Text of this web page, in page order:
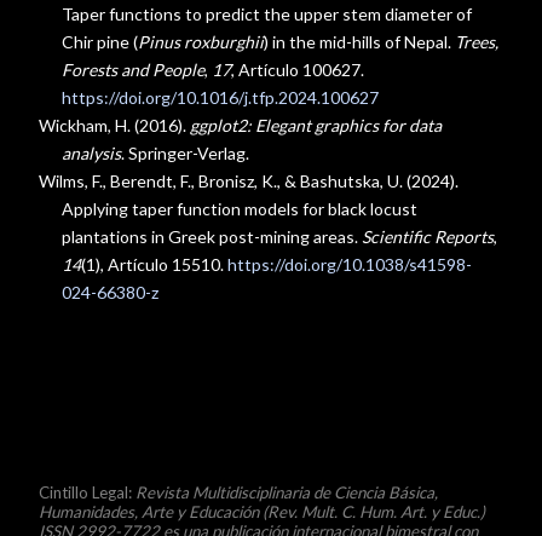
Taper functions to predict the upper stem diameter of
Chir pine (Pinus roxburghii) in the mid-hills of Nepal. Trees,
Forests and People, 17, Artículo 100627.
https://doi.org/10.1016/j.tfp.2024.100627
Wickham, H. (2016). ggplot2: Elegant graphics for data
analysis. Springer-Verlag.
Wilms, F., Berendt, F., Bronisz, K., & Bashutska, U. (2024).
Applying taper function models for black locust
plantations in Greek post-mining areas. Scientific Reports,
14(1), Artículo 15510.https://doi.org/10.1038/s41598-
024-66380-z
Cintillo Legal: Revista Multidisciplinaria de Ciencia Básica,
Humanidades, Arte y Educación(Rev. Mult. C. Hum. Art. y Educ.)
ISSN 2992-7722 es una publicación internacional bimestral con